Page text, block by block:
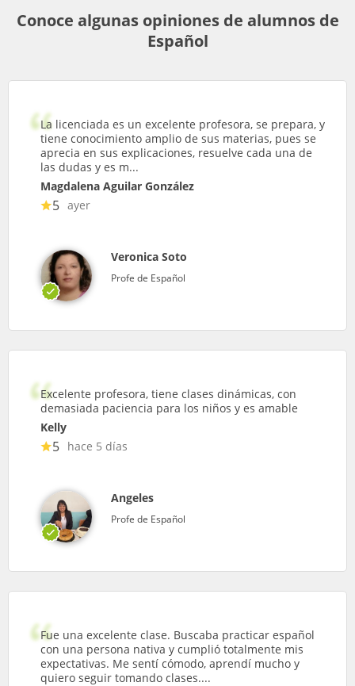
Conoce algunas opiniones de alumnos de
Español
La licenciada es un excelente profesora, se prepara, y
tiene conocimiento amplio de sus materias, pues se
aprecia en sus explicaciones, resuelve cada una de
las dudas y es m...
Magdalena Aguilar González
5 ayer
Veronica Soto
Profe de Español
Excelente profesora, tiene clases dinámicas, con
demasiada paciencia para los niños y es amable
Kelly
5 hace 5 días
Angeles
Profe de Español
Fue una excelente clase. Buscaba practicar español
con una persona nativa y cumplió totalmente mis
expectativas. Me sentí cómodo, aprendí mucho y
quiero seguir tomando clases....